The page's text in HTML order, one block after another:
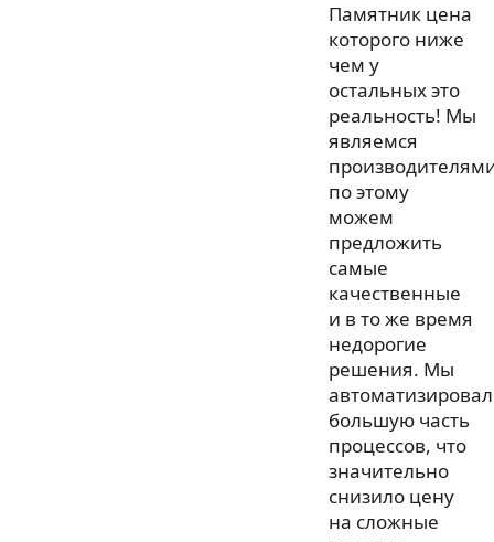
Памятник цена
которого ниже
чем у
остальных это
реальность! Мы
являемся
по этому
можем
предложить
самые
качественные
и в то же время
недорогие
решения. Мы
большую часть
процессов, что
значительно
снизило цену
на сложные